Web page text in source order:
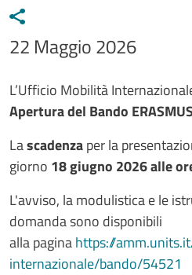
Data avviso
22 Maggio 2026
Testo avviso
L’Ufficio Mobilità
Apertura del Bando
Lascadenzaper la
giorno 18 giugno 2026 alle
L'avviso, la modulistica e le
domanda sono disponibili
alla paginahttps://
internazionale/bando/54521